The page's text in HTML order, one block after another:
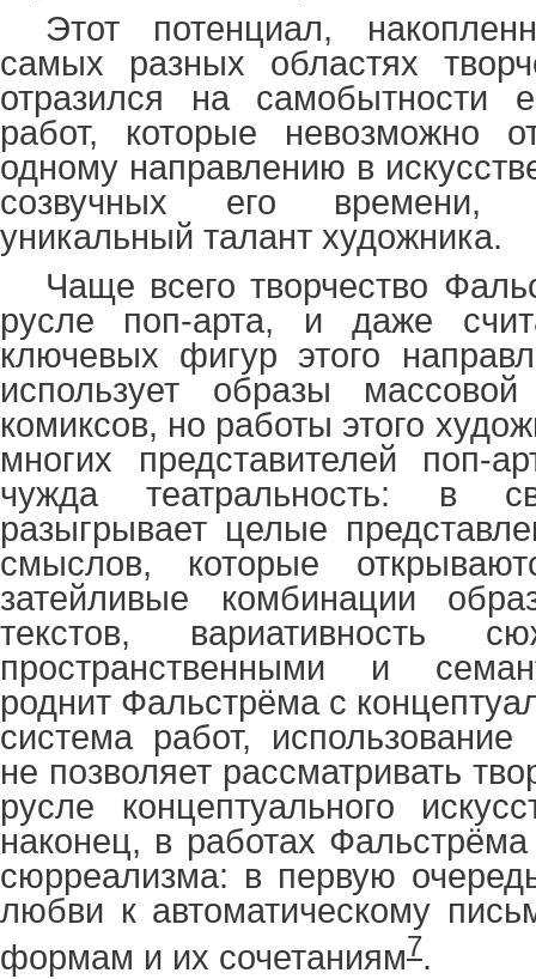
Этот потенциал,
самых разных областях
отразился на самобытности
работ, которые невозможно
одному направлению в
созвучных его времени,
уникальный талант художника.
Чаще всего творчество
русле поп-арта, и даже
ключевых фигур этого
использует образы
комиксов, но работы этого
многих представителей поп-
чужда театральность: в
разыгрывает целые
смыслов, которые
затейливые комбинации
текстов, вариативность
пространственными и
роднит Фальстрёма с
система работ, использование
не позволяет рассматривать
русле концептуального
наконец, в работах
сюрреализма: в первую
любви к автоматическому
формам и их сочетаниям7.